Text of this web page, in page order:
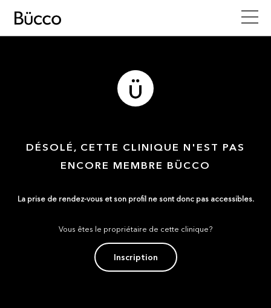
DÉSOLÉ, CETTE CLINIQUE N'EST PAS
ENCORE MEMBRE BÜCCO
La prise de rendez-vous et son profil ne sont donc pas accessibles.
Vous êtes le propriétaire de cette clinique?
Inscription